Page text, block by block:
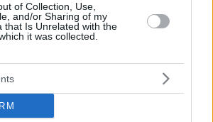
of Collection, Use,
and/or Sharing of my
that Is Unrelated with the
it was collected.
sull’amore e su San Valentino